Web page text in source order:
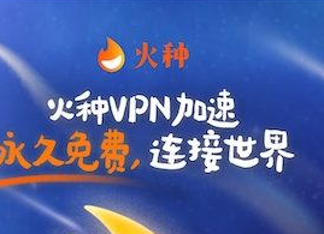
支持 [0] 反对 [0]